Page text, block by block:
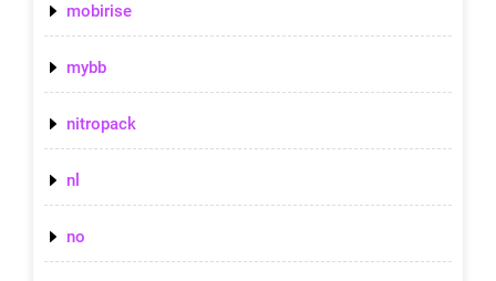
mobirise
mybb
nitropack
nl
no